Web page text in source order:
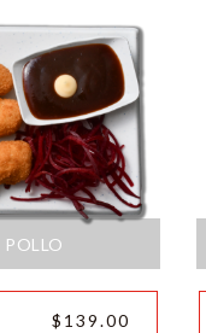
$139.00